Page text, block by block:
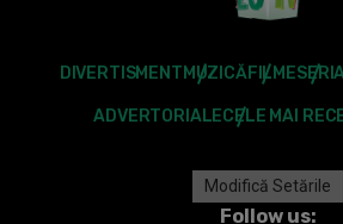
DIVERTISMENT MUZICĂFILME
ADVERTORIALECELE MAI
Modifică Setările
Follow us: